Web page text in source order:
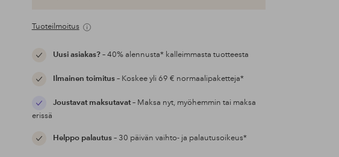
Tuoteilmoitus
Uusi asiakas?– 40% alennusta* kalleimmasta tuotteesta
Ilmainen toimitus– Koskee yli 69 € normaalipaketteja*
Joustavat maksutavat– Maksa nyt, myöhemmin tai maksa
erissä
Helppo palautus– 30 päivän vaihto- ja palautusoikeus*